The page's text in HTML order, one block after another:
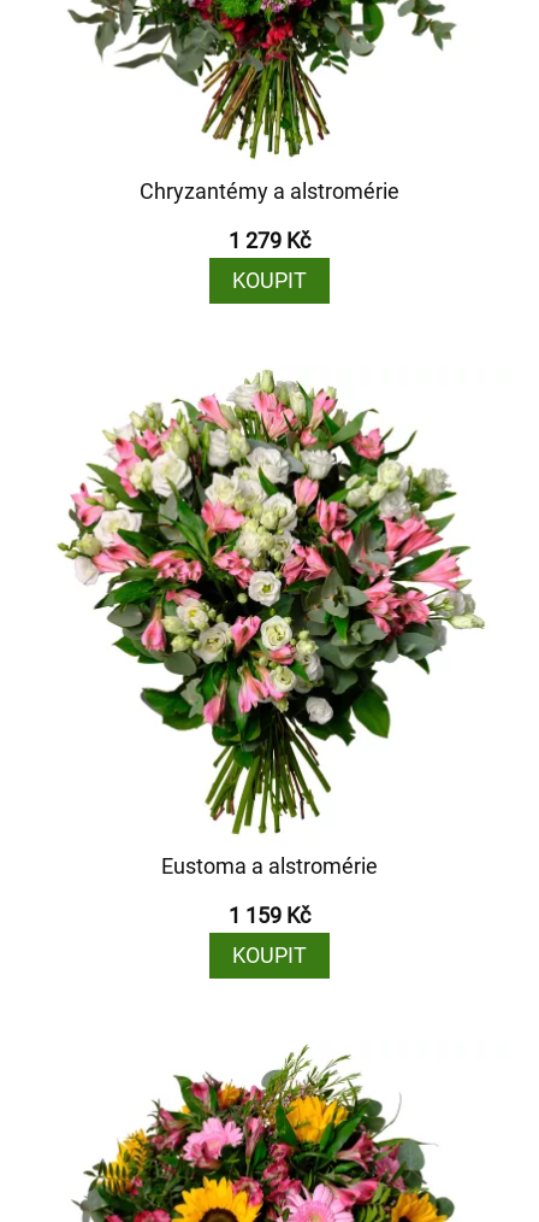
Chryzantémy a alstromérie
1 279 Kč
KOUPIT
Eustoma a alstromérie
1 159 Kč
KOUPIT